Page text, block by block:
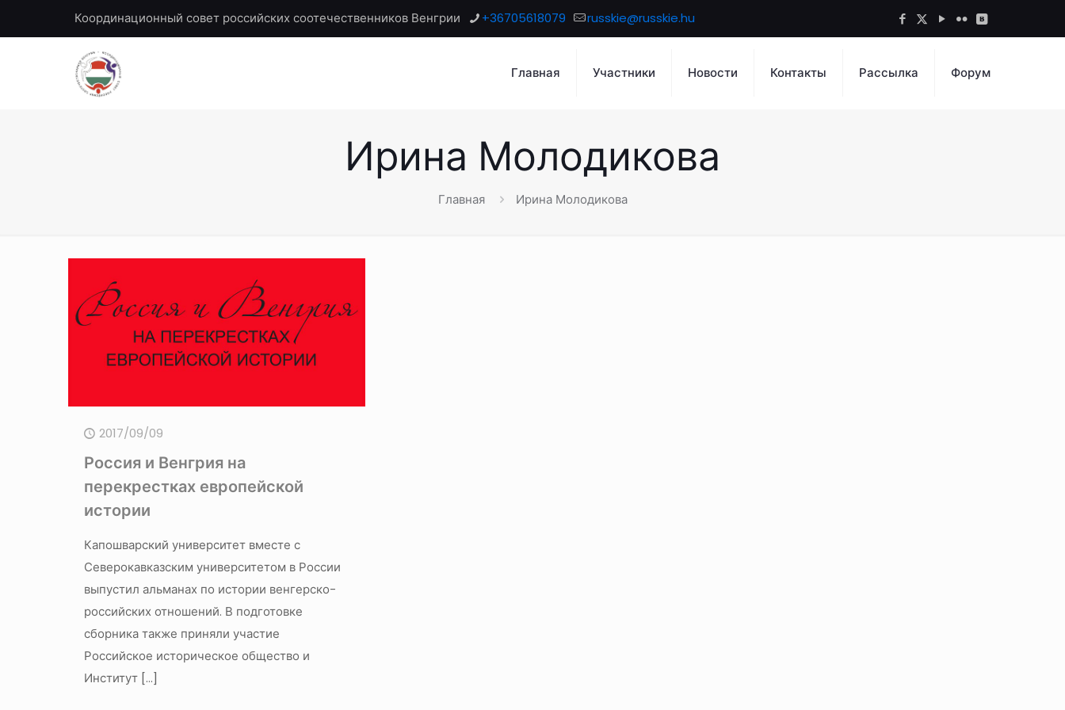
Координационный совет российских соотечественников Венгрии +36705618079 russkie@russkie.hu
Главная Участники Новости Контакты Рассылка Форум
Ирина Молодикова
Главная Ирина Молодикова
2017/09/09
Россия и Венгрия на
перекрестках европейской
истории
Капошварский университет вместе с
Северокавказским университетом в России
выпустил альманах по истории венгерско-
российских отношений. В подготовке
сборника также приняли участие
Российское историческое общество и
Институт[…]